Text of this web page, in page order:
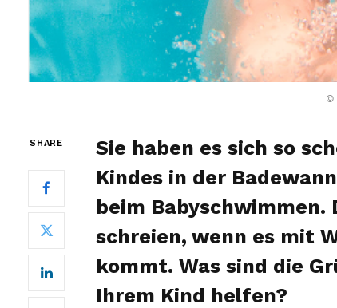
©
SHARE
Sie haben es sich so
Kindes in der
beim Babyschwimmen.
schreien, wenn es mit
kommt. Was sind die
Ihrem Kind helfen?